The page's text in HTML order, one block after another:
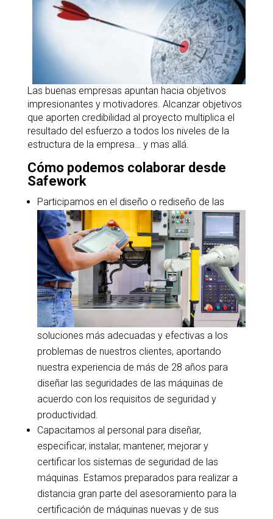
Las buenas empresas apuntan hacia objetivos
impresionantes y motivadores. Alcanzar objetivos
que aporten credibilidad al proyecto multiplica el
resultado del esfuerzo a todos los niveles de la
estructura de la empresa… y mas allá.
Cómo podemos colaborar desde
Safework
Participamos en el diseño o rediseño de las
soluciones más adecuadas y efectivas a los
problemas de nuestros clientes, aportando
nuestra experiencia de más de 28 años para
diseñar las seguridades de las máquinas de
acuerdo con los requisitos de seguridad y
productividad.
Capacitamos al personal para diseñar,
especificar, instalar, mantener, mejorar y
certificar los sistemas de seguridad de las
máquinas. Estamos preparados para realizar a
distancia gran parte del asesoramiento para la
certificación de máquinas nuevas y de sus